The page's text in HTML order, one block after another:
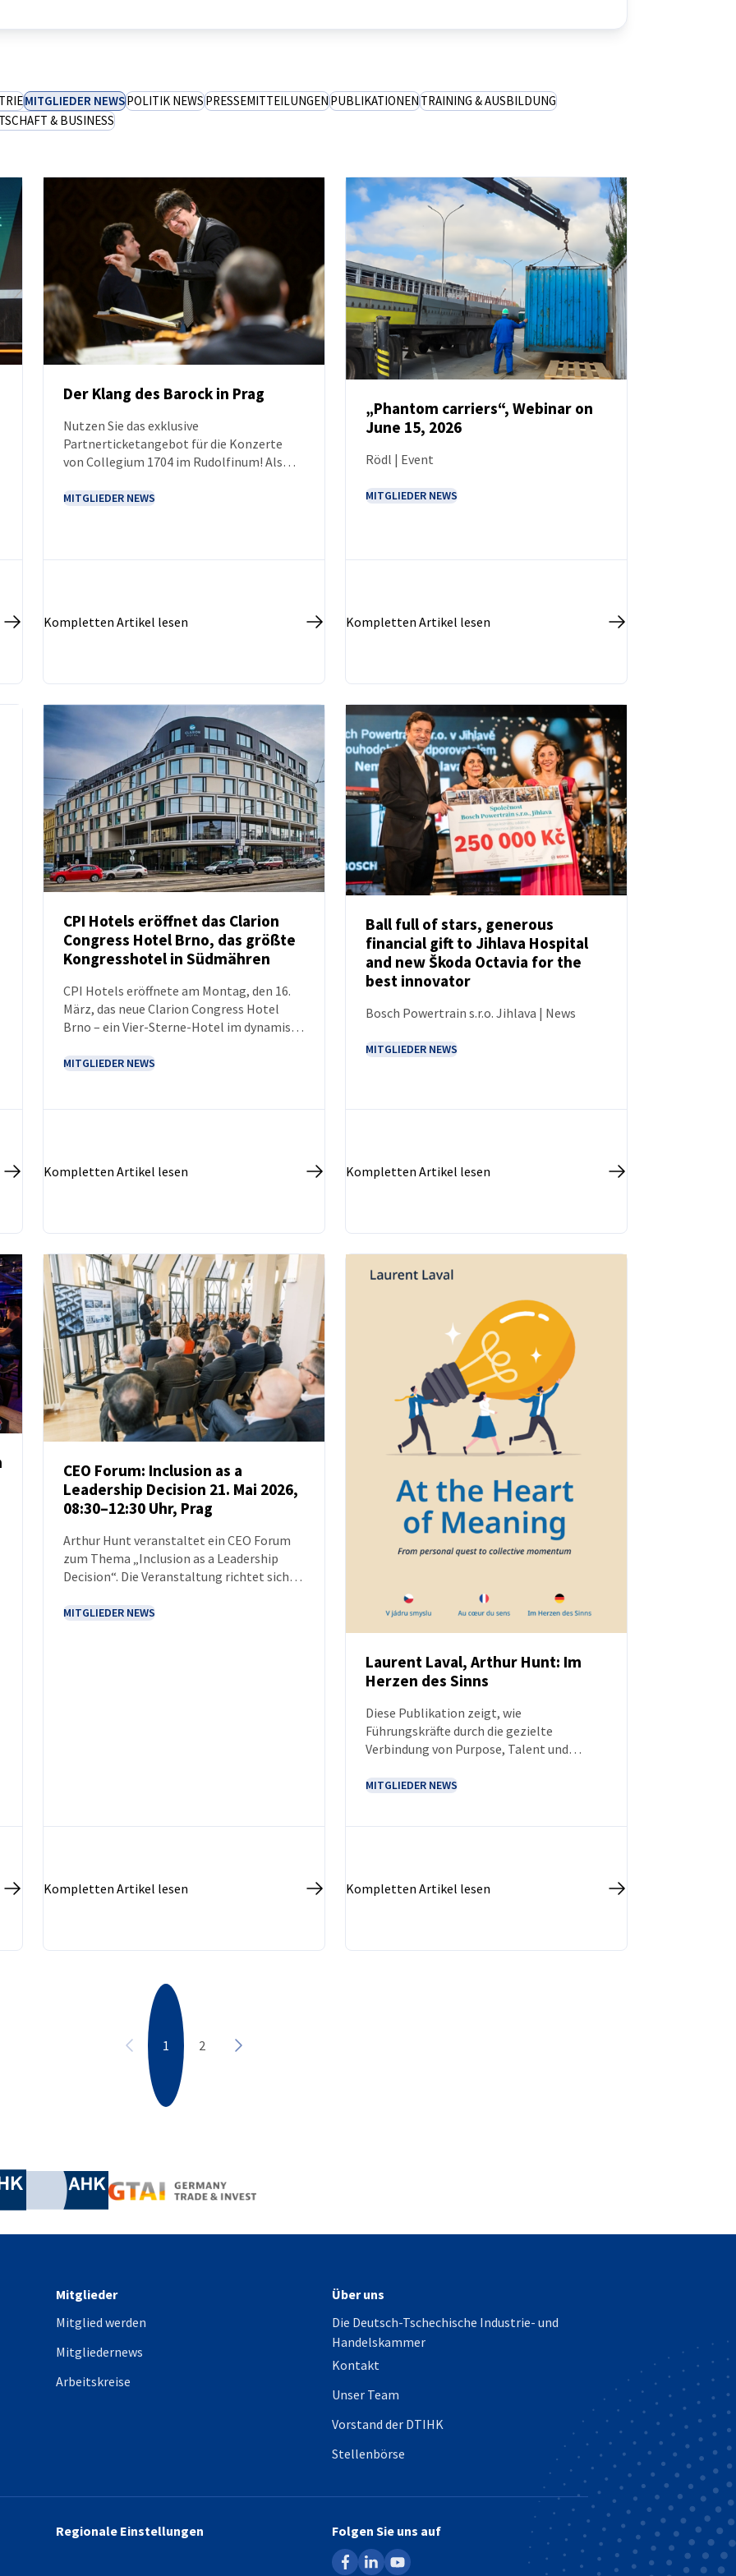
MITGLIEDER NEWSPOLITIK NEWSPRESSEMITTEILUNGENPUBLIKATIONENTRAINING & AUSBILDUNG
& BUSINESS
NEUIGKEITEN
Der Klang des Barock in Prag
Nutzen Sie das exklusive
Partnerticketangebot für die Konzerte
von Collegium 1704 im Rudolfinum! Als
Sie ein Angebot mit ermäßigten
möglich gute Plätze. Wir helfen Ihnen
MITGLIEDER NEWS
Kompletten Artikel lesen
„Phantom carriers“, Webinar on
June 15, 2026
Rödl | Event
MITGLIEDER NEWS
Kompletten Artikel lesen
NEUIGKEITEN
CPI Hotels eröffnet das Clarion
Congress Hotel Brno, das größte
Kongresshotel in Südmähren
CPI Hotels eröffnete am Montag, den 16.
März, das neue Clarion Congress Hotel
Brno – ein Vier-Sterne-Hotel im dynamisch
modernem Unterkunftsangebot und einer
die Ausrichtung großer internationaler
MITGLIEDER NEWS
Kompletten Artikel lesen
NEUIGKEITEN
Ball full of stars, generous
financial gift to Jihlava Hospital
and new Škoda Octavia for the
best innovator
Bosch Powertrain s.r.o. Jihlava | News
MITGLIEDER NEWS
Kompletten Artikel lesen
NEUIGKEITEN
CEO Forum: Inclusion as a
Leadership Decision 21. Mai 2026,
08:30–12:30 Uhr, Prag
Arthur Hunt veranstaltet ein CEO Forum
zum Thema „Inclusion as a Leadership
Decision“. Die Veranstaltung richtet sich
austauschen und über Inklusion als
MITGLIEDER NEWS
Kompletten Artikel lesen
Laurent Laval, Arthur Hunt: Im
Herzen des Sinns
Diese Publikation zeigt, wie
Führungskräfte durch die gezielte
Verbindung von Purpose, Talent und
erzielen können. Sie bietet Inspiration,
MITGLIEDER NEWS
Kompletten Artikel lesen
Vorherige
1 2
Nächste
Industrie- und Handelskammer
Industrie- und Handelskammer
AHK.de
Mitglieder
Mitglied werden
Mitgliedernews
Arbeitskreise
Über uns
Die Deutsch-Tschechische Industrie- und
Handelskammer
Kontakt
Unser Team
Vorstand der DTIHK
Stellenbörse
Regionale Einstellungen
Folgen Sie uns auf
facebook
linkedinyoutube